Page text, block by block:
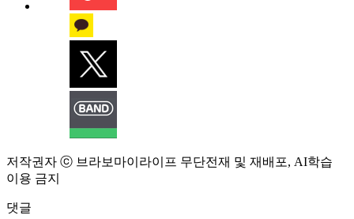
저작권자 ⓒ 브라보마이라이프 무단전재 및 재배포, AI학습
이용 금지
댓글